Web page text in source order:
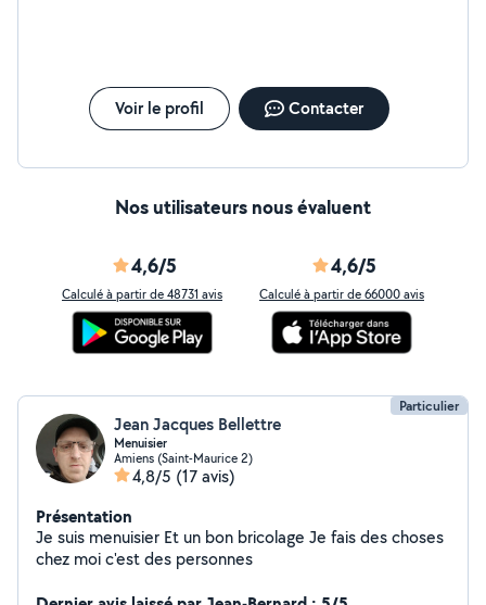
Voir le profil Contacter
Nos utilisateurs nous évaluent
4,6/5
Calculé à partir de 48731 avis
4,6/5
Calculé à partir de 66000 avis
Particulier
Jean Jacques Bellettre
Menuisier
Amiens (Saint-Maurice 2)
4,8/5 (17 avis)
Présentation
Je suis menuisier Et un bon bricolage Je fais des choses
chez moi c'est des personnes